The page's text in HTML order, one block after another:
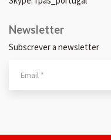
Newsletter
Subscrever a newsletter